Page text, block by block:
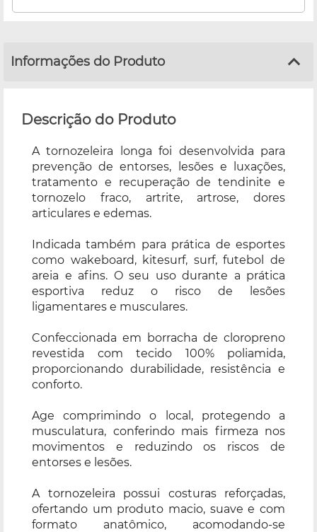
Informações do Produto
Descrição do Produto
A tornozeleira longa foi desenvolvida para
prevenção de entorses, lesões e luxações,
tratamento e recuperação de tendinite e
tornozelo fraco, artrite, artrose, dores
articulares e edemas.
Indicada também para prática de esportes
como wakeboard, kitesurf, surf, futebol de
areia e afins. O seu uso durante a prática
esportiva reduz o risco de lesões
ligamentares e musculares.
Confeccionada em borracha de cloropreno
revestida com tecido 100% poliamida,
proporcionando durabilidade, resistência e
conforto.
Age comprimindo o local, protegendo a
musculatura, conferindo mais firmeza nos
movimentos e reduzindo os riscos de
entorses e lesões.
A tornozeleira possui costuras reforçadas,
ofertando um produto macio, suave e com
formato anatômico, acomodando-se